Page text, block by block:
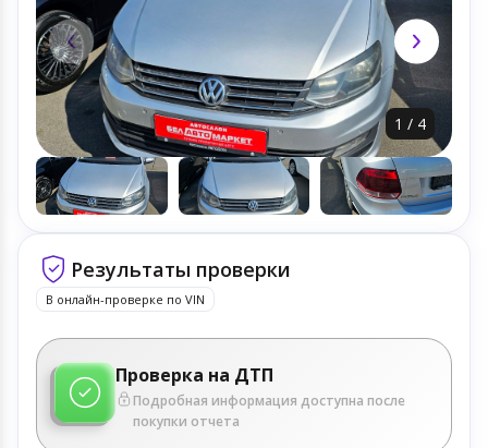
1 / 4
Результаты проверки
В онлайн-проверке по VIN
Проверка на ДТП
Подробная информация доступна после
покупки отчета